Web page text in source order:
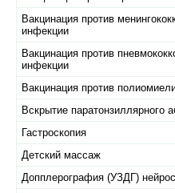
Вакцинация против
инфекции
Вакцинация против
инфекции
Вакцинация против
Вскрытие паратонзиллярного
Гастроскопия
Детский массаж
Допплерография (УЗДГ)